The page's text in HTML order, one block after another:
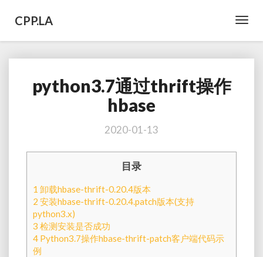
CPP.LA
python3.7
通
过
操
hbase
python3.7通过thrift操作
hbase
2020-01-13
目录
1 卸载hbase-thrift-0.20.4版本
2 安装hbase-thrift-0.20.4.patch版本(支持
python3.x)
3 检测安装是否成功
4 Python3.7操作hbase-thrift-patch客户端代码示
例